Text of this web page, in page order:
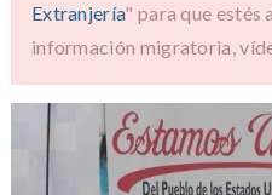
Extranjería" para que estés
información migratoria,